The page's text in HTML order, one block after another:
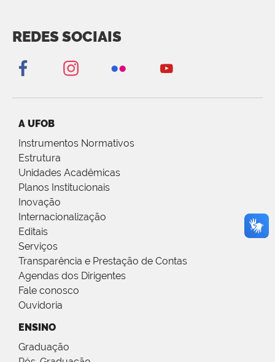
REDES SOCIAIS
A UFOB
Instrumentos Normativos
Estrutura
Unidades Acadêmicas
Planos Institucionais
Inovação
Internacionalização
Editais
Serviços
Transparência e Prestação de Contas
Agendas dos Dirigentes
Fale conosco
Ouvidoria
ENSINO
Graduação